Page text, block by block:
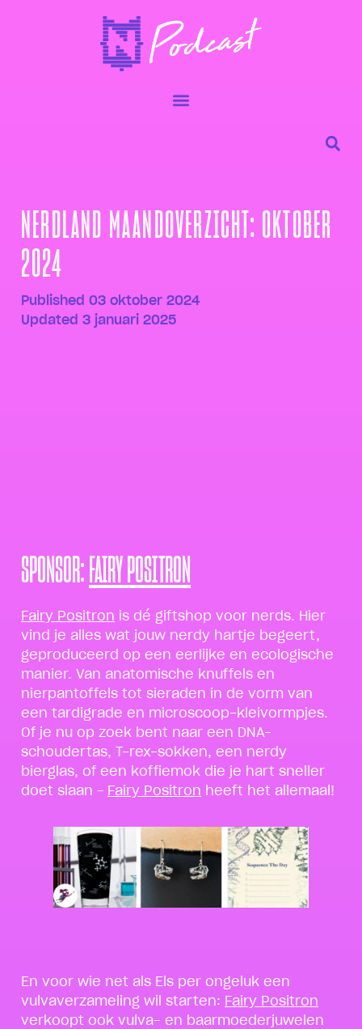
NERDLAND MAANDOVERZICHT: OKTOBER
2024
Published 03 oktober 2024
Updated 3 januari 2025
SPONSOR: FAIRY POSITRON
Fairy Positron is dé giftshop voor nerds. Hier
vind je alles wat jouw nerdy hartje begeert,
geproduceerd op een eerlijke en ecologische
manier. Van anatomische knuffels en
nierpantoffels tot sieraden in de vorm van
een tardigrade en microscoop-kleivormpjes.
Of je nu op zoek bent naar een DNA-
schoudertas, T-rex-sokken, een nerdy
bierglas, of een koffiemok die je hart sneller
doet slaan – Fairy Positron heeft het allemaal!
En voor wie net als Els per ongeluk een
vulvaverzameling wil starten: Fairy Positron
verkoopt ook vulva- en baarmoederjuwelen